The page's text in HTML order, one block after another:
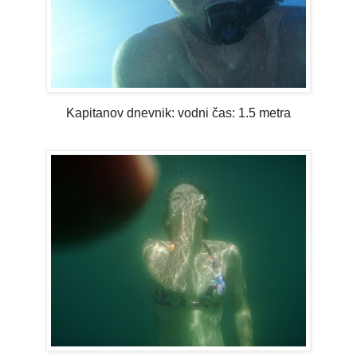
Kapitanov dnevnik: vodni čas: 1.5 metra